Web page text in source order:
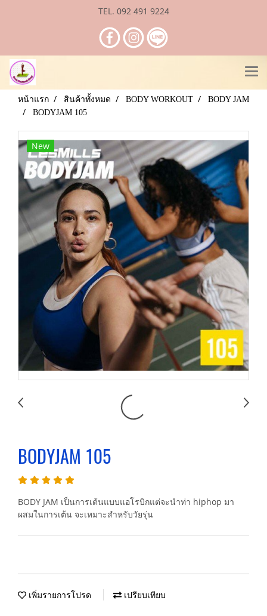
TEL. 092 491 9224
หน้าแรก สินค้าทั้งหมด BODY WORKOUT
BODY JAM
BODYJAM 105
New
BODYJAM 105
BODY JAM เป็นการเต้นแบบแอโรบิกแต่จะนำท่า hiphop มา
ผสมในการเต้น จะเหมาะสำหรับวัยรุ่น
เพิ่มรายการโปรด เปรียบเทียบ